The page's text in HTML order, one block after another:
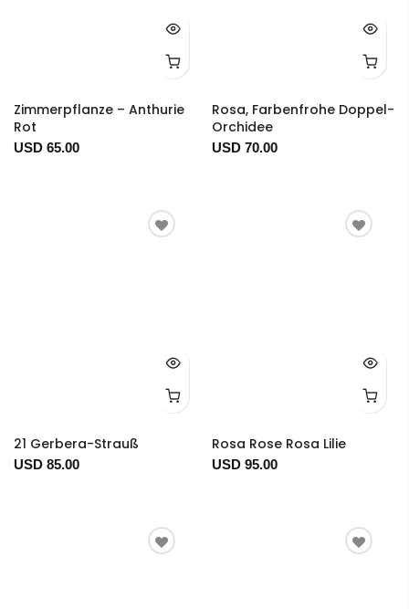
Zimmerpflanze – Anthurie
Rot
USD 65.00
Rosa, Farbenfrohe Doppel-
Orchidee
USD 70.00
21 Gerbera-Strauß
USD 85.00
Rosa Rose Rosa Lilie
USD 95.00